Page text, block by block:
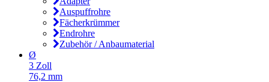
Auspuffrohre
Fächerkrümmer
Endrohre
Zubehör / Anbaumaterial
Ø
3 Zoll
76,2 mm